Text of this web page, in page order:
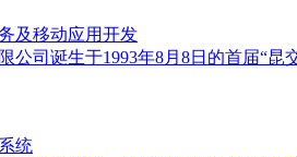
及移动应用开发
公司诞生于1993年8月8日的首届“
统